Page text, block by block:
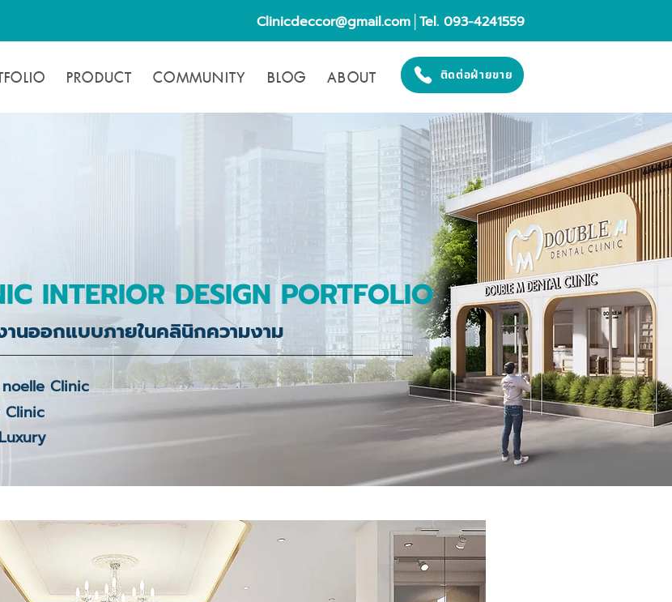
Clinicdeccor@gmail.com │Tel. 093-4241559
PRODUCT COMMUNITY BLOG ABOUT ติดต่อฝ่ายขาย
INTERIOR DESIGN PORTFOLIO
นออกแบบภายในคลินิกความงาม
Clinic
Clinic